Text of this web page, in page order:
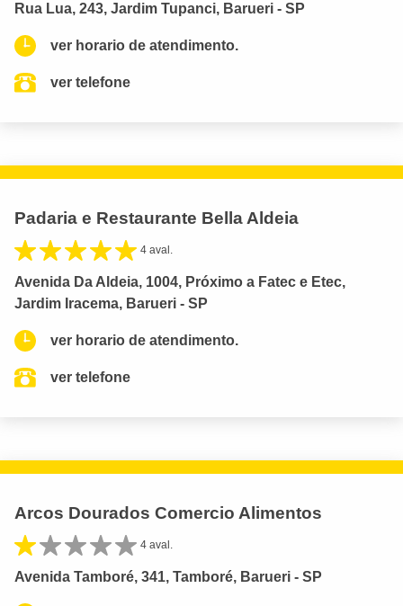
Rua Lua, 243, Jardim Tupanci, Barueri - SP
ver horario de atendimento.
ver telefone
Padaria e Restaurante Bella Aldeia
4 aval.
Avenida Da Aldeia, 1004, Próximo a Fatec e Etec,
Jardim Iracema, Barueri - SP
ver horario de atendimento.
ver telefone
Arcos Dourados Comercio Alimentos
4 aval.
Avenida Tamboré, 341, Tamboré, Barueri - SP